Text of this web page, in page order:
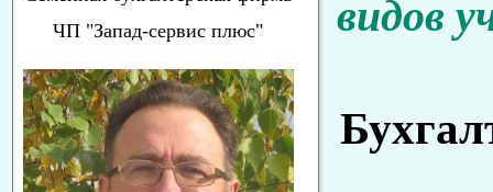
ЧП "Запад-сервис плюс"
видов